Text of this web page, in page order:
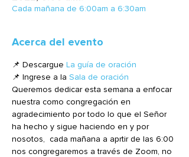
Cada mañana de 6:00am a 6:30am
Acerca del evento
📌 Descargue La guía de oración
📌 Ingrese a la Sala de oración
Queremos dedicar esta semana a enfocar
nuestra como congregación en
agradecimiento por todo lo que el Señor
ha hecho y sigue haciendo en y por
nosotos,  cada mañana a aprtir de las 6:00
nos congregaremos a través de Zoom, no